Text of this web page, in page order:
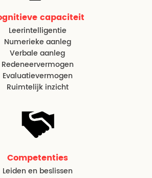
capaciteit
Leerintelligentie
Numerieke aanleg
Verbale aanleg
Redeneervermogen
Evaluatievermogen
Ruimtelijk inzicht
Competenties
Leiden en beslissen